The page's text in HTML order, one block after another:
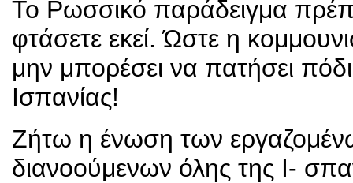
Το Ρωσσικό παράδειγμα
φτάσετε εκεί. Ώστε η
μην μπορέσει να πατήσει
Ισπανίας!
Ζήτω η ένωση των
διανοούμενων όλης της Ι-